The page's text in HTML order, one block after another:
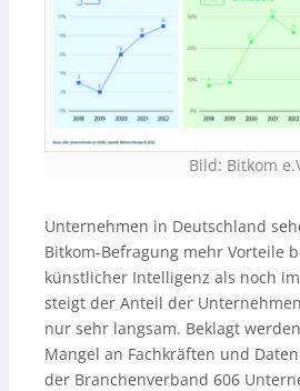
Bild: Bitkom
Unternehmen in Deutschland
Bitkom-Befragung mehr Vorteile
künstlicher Intelligenz als noch
steigt der Anteil der
nur sehr langsam. Beklagt
Mangel an Fachkräften und
der Branchenverband 606